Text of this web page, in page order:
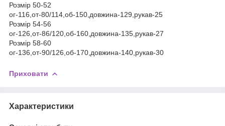
Розмір 50-52
ог-116,от-80/114,об-150,довжина-129,рукав-25
Розмір 54-56
ог-126,от-86/120,об-160,довжина-135,рукав-27
Розмір 58-60
ог-136,от-90/126,об-170,довжина-140,рукав-30
Приховати
Характеристики